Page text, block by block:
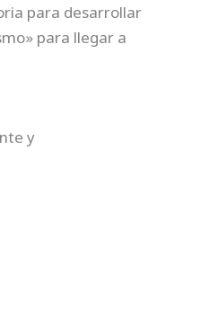
para desarrollar
para llegar a
y